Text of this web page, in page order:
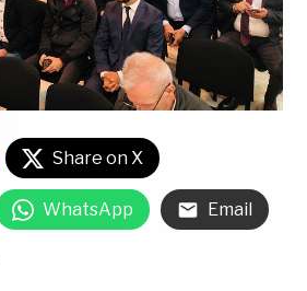
Share on X
WhatsApp Email